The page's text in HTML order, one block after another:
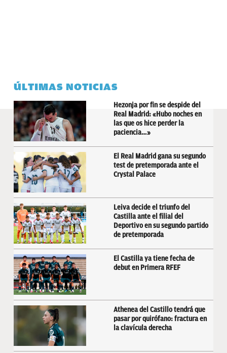
ÚLTIMAS NOTICIAS
Hezonja por fin se despide del
Real Madrid: «Hubo noches en
las que os hice perder la
paciencia…»
El Real Madrid gana su segundo
test de pretemporada ante el
Crystal Palace
Leiva decide el triunfo del
Castilla ante el filial del
Deportivo en su segundo partido
de pretemporada
El Castilla ya tiene fecha de
debut en Primera RFEF
Athenea del Castillo tendrá que
pasar por quirófano: fractura en
la clavícula derecha